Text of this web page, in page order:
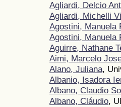
Agliardi, Delcio
Agliardi, Michelli
Agostini, Manuela
Agostini, Manuela
Aguirre, Nathane
Aimi, Marcelo
Alano, Juliana,
Albanio, Isadora
Albano, Claudio
Albano, Cláudio,